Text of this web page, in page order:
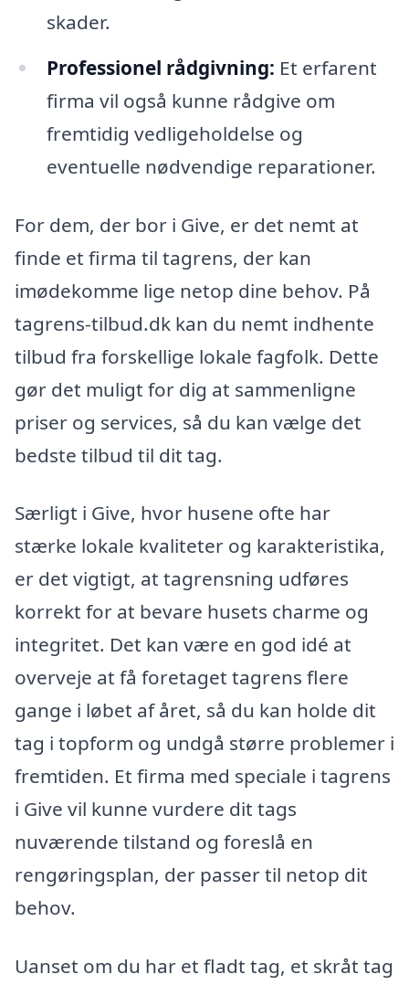
skader.
Professionel rådgivning: Et erfarent
firma vil også kunne rådgive om
fremtidig vedligeholdelse og
eventuelle nødvendige reparationer.
For dem, der bor i Give, er det nemt at
finde et firma til tagrens, der kan
imødekomme lige netop dine behov. På
tagrens-tilbud.dk kan du nemt indhente
tilbud fra forskellige lokale fagfolk. Dette
gør det muligt for dig at sammenligne
priser og services, så du kan vælge det
bedste tilbud til dit tag.
Særligt i Give, hvor husene ofte har
stærke lokale kvaliteter og karakteristika,
er det vigtigt, at tagrensning udføres
korrekt for at bevare husets charme og
integritet. Det kan være en god idé at
overveje at få foretaget tagrens flere
gange i løbet af året, så du kan holde dit
tag i topform og undgå større problemer i
fremtiden. Et firma med speciale i tagrens
i Give vil kunne vurdere dit tags
nuværende tilstand og foreslå en
rengøringsplan, der passer til netop dit
behov.
Uanset om du har et fladt tag, et skråt tag